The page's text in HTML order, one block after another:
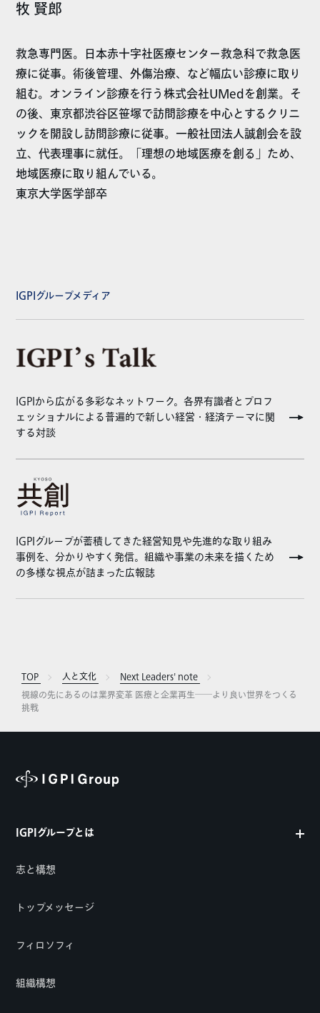
牧 賢郎
救急専門医。日本赤十字社医療センター救急科で救急医
療に従事。術後管理、外傷治療、など幅広い診療に取り
組む。オンライン診療を行う株式会社UMedを創業。そ
の後、東京都渋谷区笹塚で訪問診療を中心とするクリニ
ックを開設し訪問診療に従事。一般社団法人誠創会を設
立、代表理事に就任。「理想の地域医療を創る」ため、
地域医療に取り組んでいる。
東京大学医学部卒
IGPIグループメディア
IGPIから広がる多彩なネットワーク。各界有識者とプロフ
ェッショナルによる普遍的で新しい経営・経済テーマに関
する対談
IGPIグループが蓄積してきた経営知見や先進的な取り組み
事例を、分かりやすく発信。組織や事業の未来を描くため
の多様な視点が詰まった広報誌
TOP 人と文化
Next Leaders' note
視線の先にあるのは業界変革 医療と企業再生――より良い世界をつくる
挑戦
IGPIグループとは
志と構想
トップメッセージ
フィロソフィ
組織構想